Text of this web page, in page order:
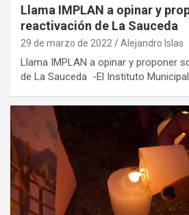
Llama IMPLAN a opinar y
reactivación de La Sauceda
29 de marzo de 2022 Alejandro Islas
Llama IMPLAN a opinar y proponer
de La Sauceda -El Instituto